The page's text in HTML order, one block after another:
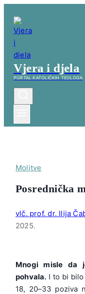
content
Vjera i djela
PORTAL KATOLIČKIH TEOLOGA
Molitve
Posrednička
vlč. prof. dr. Ilija
2025.
Mnogi misle da
pohvala. I to bi
18, 20–33 poziva